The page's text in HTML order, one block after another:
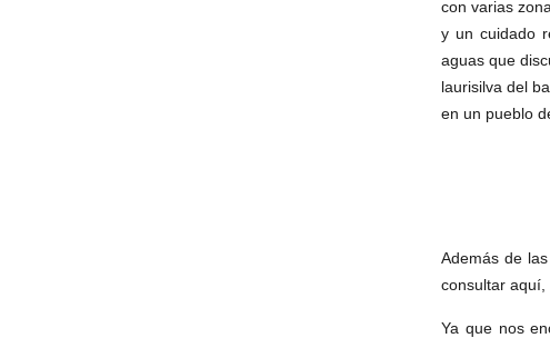
con varias
y un cuidado
aguas que
laurisilva del
en un pueblo
Además de
consultar aquí,
Ya que nos